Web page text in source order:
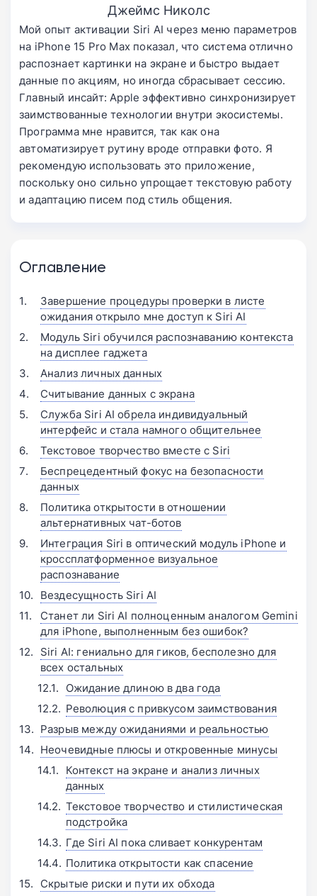
Джеймс Николс
Мой опыт активации Siri AI через меню параметров
на iPhone 15 Pro Max показал, что система отлично
распознает картинки на экране и быстро выдает
данные по акциям, но иногда сбрасывает сессию.
Главный инсайт: Apple эффективно синхронизирует
заимствованные технологии внутри экосистемы.
Программа мне нравится, так как она
автоматизирует рутину вроде отправки фото. Я
рекомендую использовать это приложение,
поскольку оно сильно упрощает текстовую работу
и адаптацию писем под стиль общения.
Оглавление
Завершение процедуры проверки в листе
ожидания открыло мне доступ к Siri AI
Модуль Siri обучился распознаванию контекста
на дисплее гаджета
Анализ личных данных
Считывание данных с экрана
Служба Siri AI обрела индивидуальный
интерфейс и стала намного общительнее
Текстовое творчество вместе с Siri
Беспрецедентный фокус на безопасности
данных
Политика открытости в отношении
альтернативных чат-ботов
Интеграция Siri в оптический модуль iPhone и
кроссплатформенное визуальное
распознавание
Вездесущность Siri AI
Станет ли Siri AI полноценным аналогом Gemini
для iPhone, выполненным без ошибок?
Siri AI: гениально для гиков, бесполезно для
всех остальных
Ожидание длиною в два года
Революция с привкусом заимствования
Разрыв между ожиданиями и реальностью
Неочевидные плюсы и откровенные минусы
Контекст на экране и анализ личных
данных
Текстовое творчество и стилистическая
подстройка
Где Siri AI пока сливает конкурентам
Политика открытости как спасение
Скрытые риски и пути их обхода